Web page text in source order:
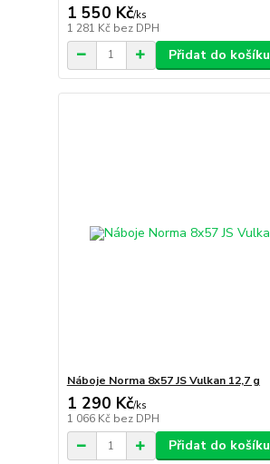
1 550 Kč/ks
1 281 Kč bez DPH
Přidat do košíku
Náboje Norma 8x57 JS Vulkan 12,7 g
1 290 Kč/ks
1 066 Kč bez DPH
Přidat do košíku